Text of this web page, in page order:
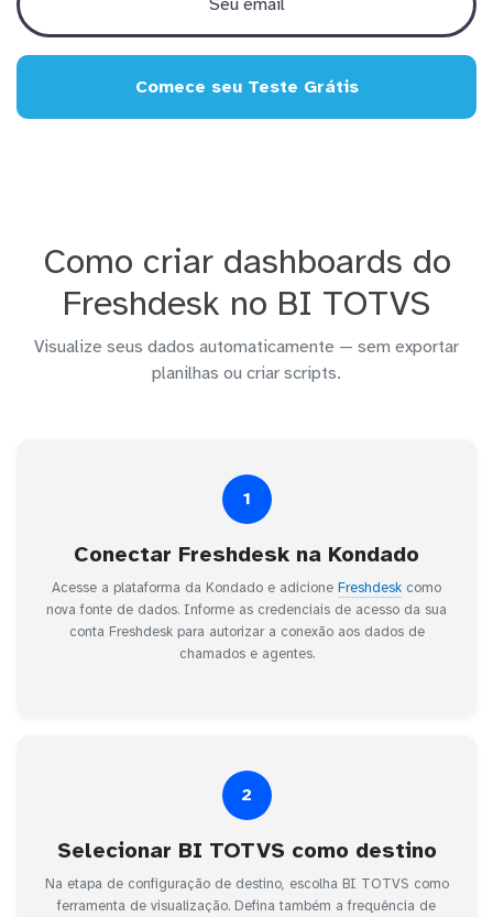
Comece seu Teste Grátis
Como criar dashboards do
Freshdesk no BI TOTVS
Visualize seus dados automaticamente — sem exportar
planilhas ou criar scripts.
1
Conectar Freshdesk na Kondado
Acesse a plataforma da Kondado e adicione Freshdesk como
nova fonte de dados. Informe as credenciais de acesso da sua
conta Freshdesk para autorizar a conexão aos dados de
chamados e agentes.
2
Selecionar BI TOTVS como destino
Na etapa de configuração de destino, escolha BI TOTVS como
ferramenta de visualização. Defina também a frequência de